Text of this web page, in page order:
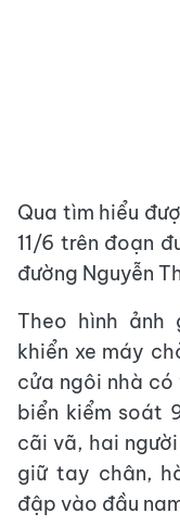
Qua tìm hiểu
11/6 trên đoạn
đường Nguyễn
Theo hình ảnh
khiển xe máy
cửa ngôi nhà
biển kiểm soát
cãi vã, hai
giữ tay chân,
đập vào đầu